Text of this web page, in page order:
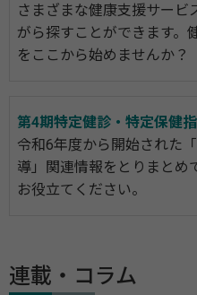
さまざまな健康支援サービ
がら探すことができます。
をここから始めませんか？
第4期特定健診・特定保健
令和6年度から開始された
導」関連情報をとりまとめ
お役立てください。
連載・コラム